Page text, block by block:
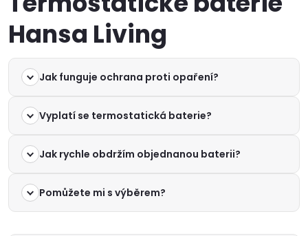
Hansa Living
Jak funguje ochrana proti opaření?
Vyplatí se termostatická baterie?
Jak rychle obdržím objednanou baterii?
Pomůžete mi s výběrem?